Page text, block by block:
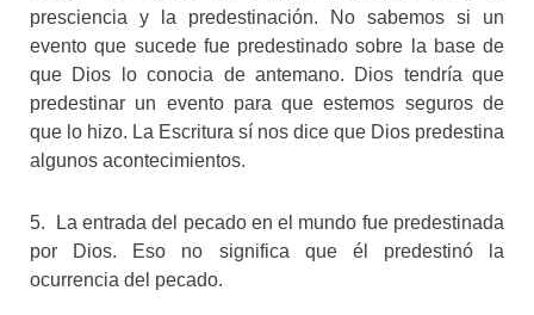
presciencia y la predestinación. No sabemos si un
evento que sucede fue predestinado sobre la base de
que Dios lo conocia de antemano. Dios tendría que
predestinar un evento para que estemos seguros de
que lo hizo. La Escritura sí nos dice que Dios predestina
algunos acontecimientos.
5. La entrada del pecado en el mundo fue predestinada
por Dios. Eso no significa que él predestinó la
ocurrencia del pecado.